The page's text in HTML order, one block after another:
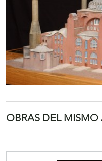
OBRAS DEL MISMO